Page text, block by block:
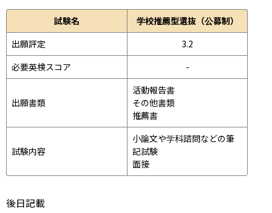
試験名
学校推薦型選抜（公募制）
出願評定
3.2
必要英検スコア
-
出願書類
活動報告書
その他書類
推薦書
試験内容
小論文や学科諮問などの筆
記試験
面接
後日記載